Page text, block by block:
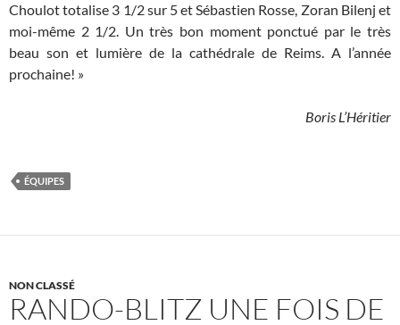
Choulot totalise 3 1/2 sur 5 et Sébastien Rosse, Zoran Bilenj et
moi-même 2 1/2. Un très bon moment ponctué par le très
beau son et lumière de la cathédrale de Reims. A l’année
prochaine! »
Boris L’Héritier
ÉQUIPES
NON CLASSÉ
RANDO-BLITZ UNE FOIS DE